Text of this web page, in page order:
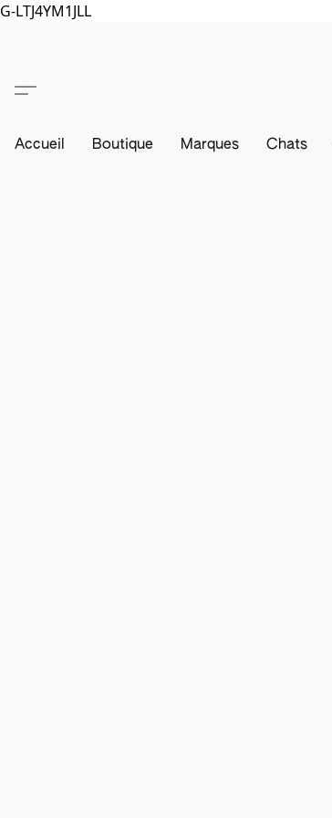
G-LTJ4YM1JLL
Accueil Boutique Marques Chats